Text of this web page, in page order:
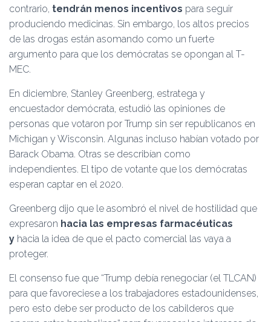
contrario, tendrán menos incentivos para seguir
produciendo medicinas. Sin embargo, los altos precios
de las drogas están asomando como un fuerte
argumento para que los demócratas se opongan al T-
MEC.
En diciembre, Stanley Greenberg, estratega y
encuestador demócrata, estudió las opiniones de
personas que votaron por Trump sin ser republicanos en
Michigan y Wisconsin. Algunas incluso habían votado por
Barack Obama. Otras se describían como
independientes. El tipo de votante que los demócratas
esperan captar en el 2020.
Greenberg dijo que le asombró el nivel de hostilidad que
expresaron hacia las empresas farmacéuticas
y hacia la idea de que el pacto comercial las vaya a
proteger.
El consenso fue que “Trump debía renegociar (el TLCAN)
para que favoreciese a los trabajadores estadounidenses,
pero esto debe ser producto de los cabilderos que